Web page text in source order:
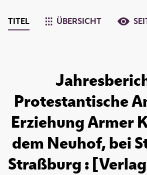
TITEL ÜBERSICHT
Protestantische
Erziehung Armer
dem Neuhof, bei
Straßburg :